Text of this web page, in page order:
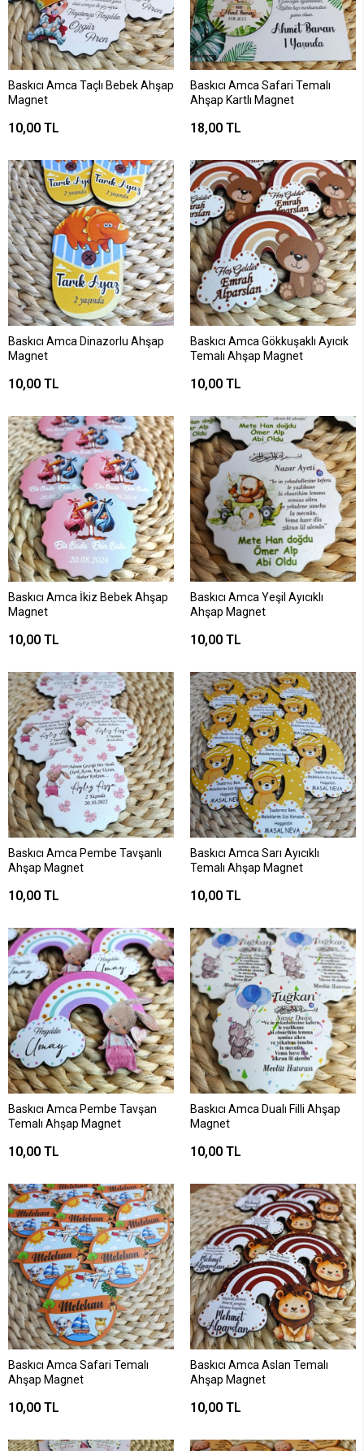
Baskıcı Amca Taçlı Bebek Ahşap
Magnet
10,00 TL
Baskıcı Amca Safari Temalı
Ahşap Kartlı Magnet
18,00 TL
Baskıcı Amca Dinazorlu Ahşap
Magnet
10,00 TL
Baskıcı Amca Gökkuşaklı Ayıcık
Temalı Ahşap Magnet
10,00 TL
Baskıcı Amca İkiz Bebek Ahşap
Magnet
10,00 TL
Baskıcı Amca Yeşil Ayıcıklı
Ahşap Magnet
10,00 TL
Baskıcı Amca Pembe Tavşanlı
Ahşap Magnet
10,00 TL
Baskıcı Amca Sarı Ayıcıklı
Temalı Ahşap Magnet
10,00 TL
Baskıcı Amca Pembe Tavşan
Temalı Ahşap Magnet
10,00 TL
Baskıcı Amca Dualı Filli Ahşap
Magnet
10,00 TL
Baskıcı Amca Safari Temalı
Ahşap Magnet
10,00 TL
Baskıcı Amca Aslan Temalı
Ahşap Magnet
10,00 TL